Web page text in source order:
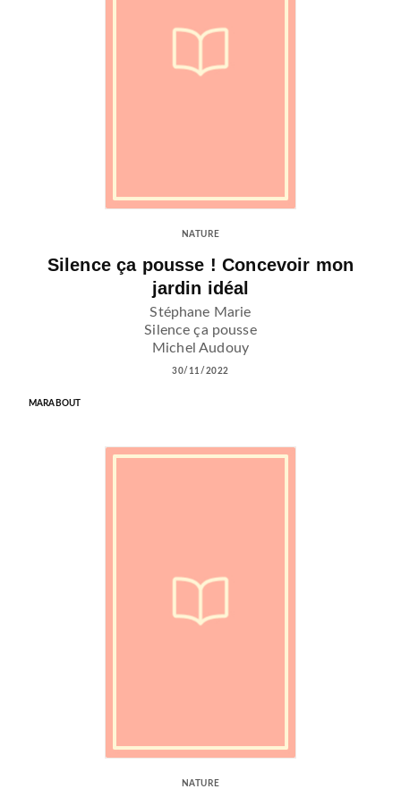
NATURE
Silence ça pousse ! Concevoir mon
jardin idéal
Stéphane Marie
Silence ça pousse
Michel Audouy
30/11/2022
MARABOUT
NATURE